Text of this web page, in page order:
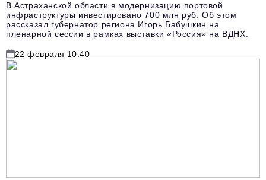
В Астраханской области в модернизацию портовой
инфраструктуры инвестировано 700 млн руб. Об этом
рассказал губернатор региона Игорь Бабушкин на
пленарной сессии в рамках выставки «Россия» на ВДНХ.
22 февраля 10:40